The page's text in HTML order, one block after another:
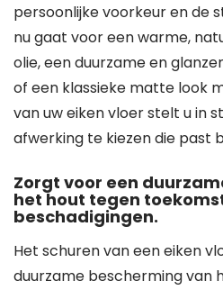
persoonlijke voorkeur en de
nu gaat voor een warme,
olie, een duurzame en
of een klassieke matte look
van uw eiken vloer stelt u in
afwerking te kiezen die past
Zorgt voor een
het hout tegen
beschadigingen.
Het schuren van een eiken
duurzame bescherming van